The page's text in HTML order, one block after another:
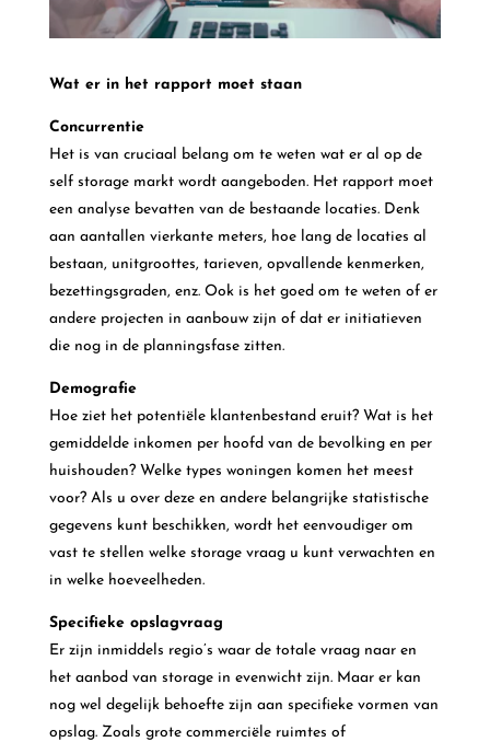
Wat er in het rapport moet staan
Concurrentie
Het is van cruciaal belang om te weten wat er al op de
self storage markt wordt aangeboden. Het rapport moet
een analyse bevatten van de bestaande locaties. Denk
aan aantallen vierkante meters, hoe lang de locaties al
bestaan, unitgroottes, tarieven, opvallende kenmerken,
bezettingsgraden, enz. Ook is het goed om te weten of er
andere projecten in aanbouw zijn of dat er initiatieven
die nog in de planningsfase zitten.
Demografie
Hoe ziet het potentiële klantenbestand eruit? Wat is het
gemiddelde inkomen per hoofd van de bevolking en per
huishouden? Welke types woningen komen het meest
voor? Als u over deze en andere belangrijke statistische
gegevens kunt beschikken, wordt het eenvoudiger om
vast te stellen welke storage vraag u kunt verwachten en
in welke hoeveelheden.
Specifieke opslagvraag
Er zijn inmiddels regio’s waar de totale vraag naar en
het aanbod van storage in evenwicht zijn. Maar er kan
nog wel degelijk behoefte zijn aan specifieke vormen van
opslag. Zoals grote commerciële ruimtes of